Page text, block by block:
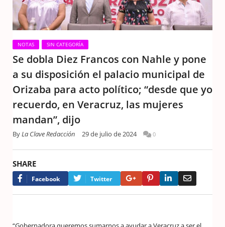
NOTAS SIN CATEGORÍA
Se dobla Diez Francos con Nahle y pone
a su disposición el palacio municipal de
Orizaba para acto político; “desde que yo
recuerdo, en Veracruz, las mujeres
mandan”, dijo
ByLa Clave Redacción 29 de julio de 2024 0
SHARE
Facebook Twitter Google+PinterestLinkedIn